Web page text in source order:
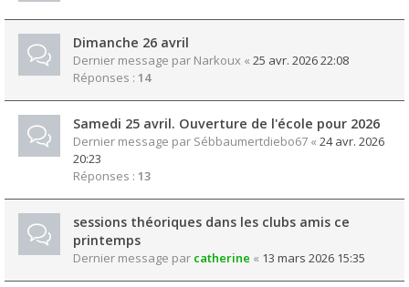
Dimanche 26 avril
Dernier message par Narkoux « 25 avr. 2026 22:08
Réponses : 14
Samedi 25 avril. Ouverture de l'école pour 2026
Dernier message par Sébbaumertdiebo67 « 24 avr. 2026
20:23
Réponses : 13
sessions théoriques dans les clubs amis ce
printemps
Dernier message par catherine « 13 mars 2026 15:35